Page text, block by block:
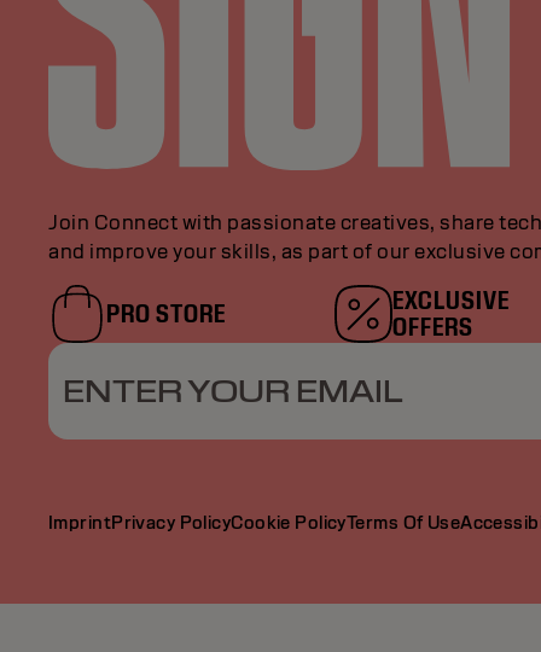
Join Connect with passionate creatives, share
and improve your skills, as part of our exclusive
PRO STORE
EXCLUSIVE
OFFERS
ENTER YOUR EMAIL
ImprintPrivacy PolicyCookie PolicyTerms Of Use